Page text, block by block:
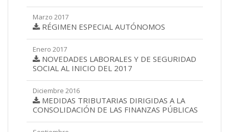
Marzo 2017
RÉGIMEN ESPECIAL AUTÓNOMOS
Enero 2017
NOVEDADES LABORALES Y DE SEGURIDAD
SOCIAL AL INICIO DEL 2017
Diciembre 2016
MEDIDAS TRIBUTARIAS DIRIGIDAS A LA
CONSOLIDACIÓN DE LAS FINANZAS PÚBLICAS